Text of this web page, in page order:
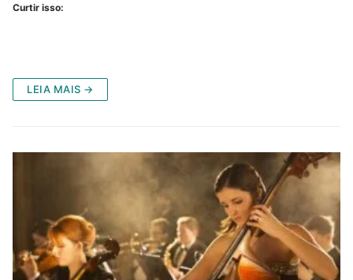
Curtir isso:
LEIA MAIS →